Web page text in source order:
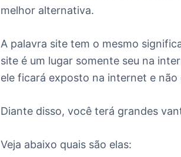
melhor alternativa.
A palavra site tem o mesmo
site é um lugar somente seu na
ele ficará exposto na internet e
Diante disso, você terá grandes
Veja abaixo quais são elas: